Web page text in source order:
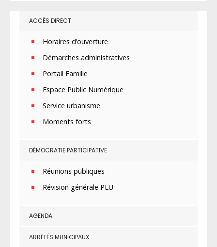
ACCÈS DIRECT
Horaires d’ouverture
Démarches administratives
Portail Famille
Espace Public Numérique
Service urbanisme
Moments forts
DÉMOCRATIE PARTICIPATIVE
Réunions publiques
Révision générale PLU
AGENDA
ARRÊTÉS MUNICIPAUX